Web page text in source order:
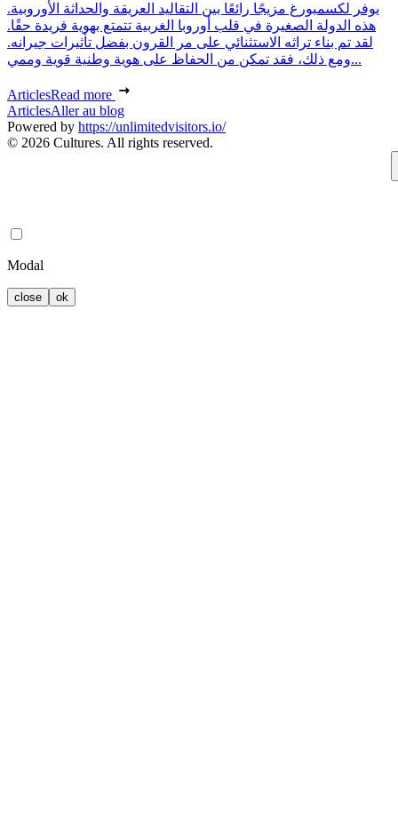
يوفر لكسمبورغ مزيجًا رائعًا بين التقاليد العريقة والحداثة الأوروبية.
هذه الدولة الصغيرة في قلب أوروبا الغربية تتمتع بهوية فريدة حقًا.
لقد تم بناء تراثه الاستثنائي على مر القرون بفضل تأثيرات جيرانه.
ومع ذلك، فقد تمكن من الحفاظ على هوية وطنية قوية وممي...
ArticlesRead more
ArticlesAller au blog
Powered by https://unlimitedvisitors.io/
© 2026 Cultures. All rights reserved.
Modal
close ok